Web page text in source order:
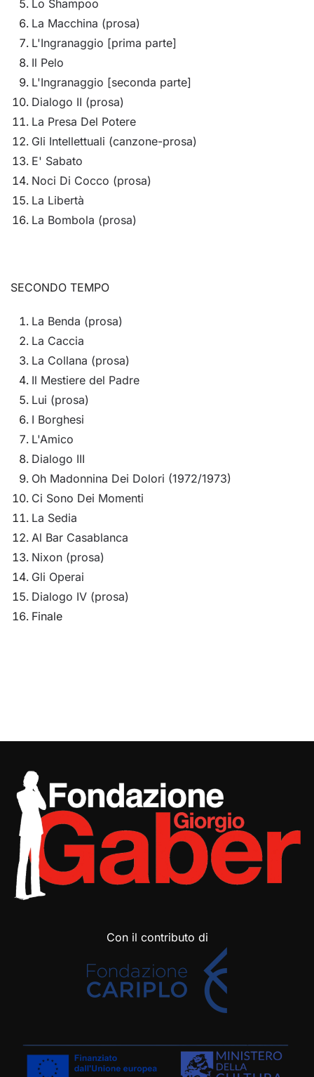
Lo Shampoo
La Macchina (prosa)
L'Ingranaggio [prima parte]
Il Pelo
L'Ingranaggio [seconda parte]
Dialogo II (prosa)
La Presa Del Potere
Gli Intellettuali (canzone-prosa)
E' Sabato
Noci Di Cocco (prosa)
La Libertà
La Bombola (prosa)
SECONDO TEMPO
La Benda (prosa)
La Caccia
La Collana (prosa)
Il Mestiere del Padre
Lui (prosa)
I Borghesi
L'Amico
Dialogo III
Oh Madonnina Dei Dolori (1972/1973)
Ci Sono Dei Momenti
La Sedia
Al Bar Casablanca
Nixon (prosa)
Gli Operai
Dialogo IV (prosa)
Finale
Con il contributo di